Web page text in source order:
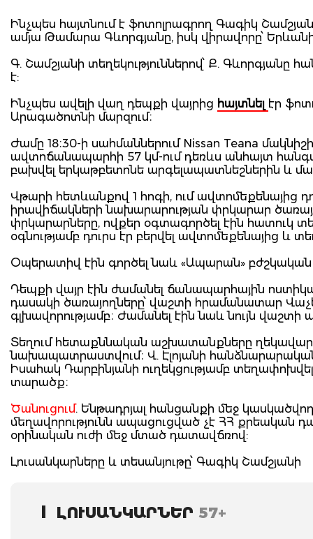
Ինչպես հայտնում է ֆոտոլրագրող Գագիկ
ամյա Թամարա Գևորգյանը, իսկ վիրավորը՝
Գ. Շամշյանի տեղեկություններով՝ Ք. Գևորգյանը
է:
Ինչպես ավելի վաղ դեպքի վայրից հայտնել էր
Արագածոտնի մարզում։
Ժամը 18։30-ի սահմաններում Nissan Teana
ավտոճանապարհի 57 կմ-ում դեռևս անհայտ
բախվել երկաթբետոնե արգելապատնեշներին և
Վթարի հետևանքով 1 հոգի, ում ավտոմեքենայից
իրավիճակների նախարարության փրկարար
փրկարարները, ովքեր օգտագործել էին հատուկ
օգնությամբ դուրս էր բերվել ավտոմեքենայից և
Օպերատիվ էին գործել նաև «Ապարան» բժշկական
Դեպքի վայր էին ժամանել ճանապարհային
դասակի ծառայողները՝ վաշտի հրամանատար
գլխավորությամբ։ Ժամանել էին նաև նույն
Տեղում հետաքննական աշխատանքները
նախապատրաստվում։ Վ. Էլոյանի
Իսահակ Դարբինյանի ուղեկցությամբ
տարածք։
Ծանուցում. Ենթադրյալ հանցանքի մեջ
մեղավորությունն ապացուցված չէ ՀՀ քրեական
օրինական ուժի մեջ մտած դատավճռով:
Լուսանկարները և տեսանյութը՝ Գագիկ Շամշյանի
ԼՈՒՍԱՆԿԱՐՆԵՐ 57+